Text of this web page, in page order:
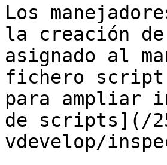
Los
la creación
asignado al
fichero
para ampliar
de scripts](/
vdevelop/